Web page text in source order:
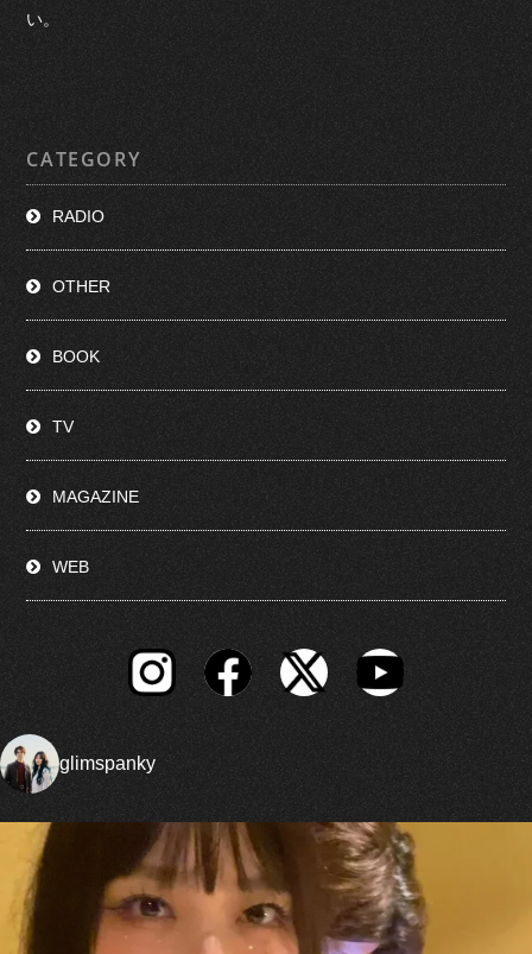
い。
CATEGORY
RADIO
OTHER
BOOK
TV
MAGAZINE
WEB
glimspanky